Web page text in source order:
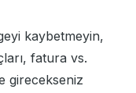
kaybetmeyin,
fatura vs.
girecekseniz